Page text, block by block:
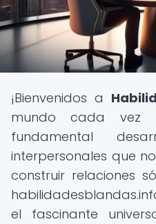
¡Bienvenidos a
mundo cada vez
fundamental
interpersonales que
construir relaciones
el fascinante